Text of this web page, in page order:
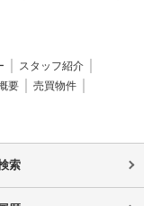
スタッフ紹介
要
売買物件
索